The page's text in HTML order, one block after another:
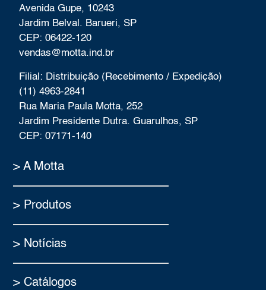
Avenida Gupe, 10243
Jardim Belval. Barueri, SP
CEP: 06422-120
vendas@motta.ind.br
Filial: Distribuição (Recebimento / Expedição)
(11) 4963-2841
Rua Maria Paula Motta, 252
Jardim Presidente Dutra. Guarulhos, SP
CEP: 07171-140
> A Motta
> Produtos
> Notícias
> Catálogos